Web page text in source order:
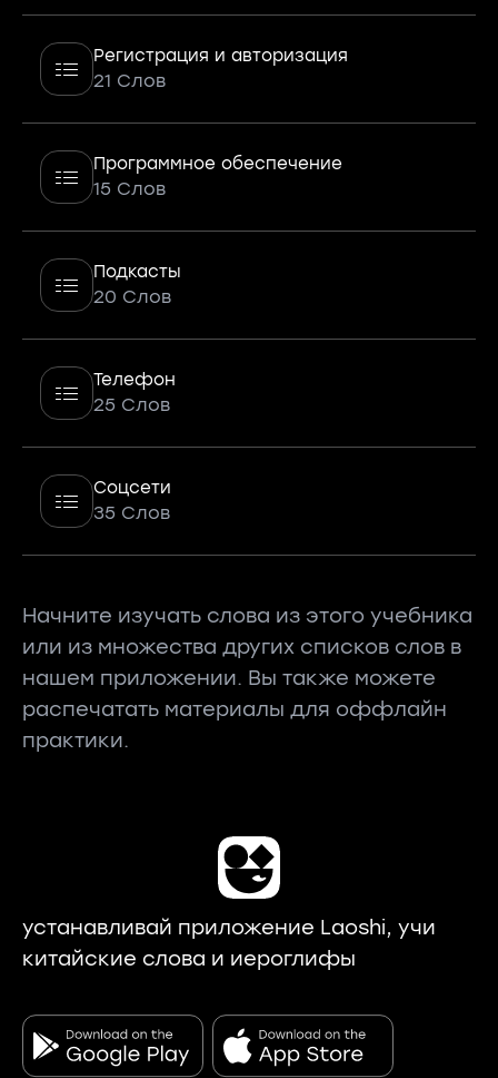
Регистрация и авторизация
21 Слов
Программное обеспечение
15 Слов
Подкасты
20 Слов
Телефон
25 Слов
Соцсети
35 Слов
Начните изучать слова из этого учебника
или из множества других списков слов в
нашем приложении. Вы также можете
распечатать материалы для оффлайн
практики.
устанавливай приложение Laoshi, учи
китайские слова и иероглифы